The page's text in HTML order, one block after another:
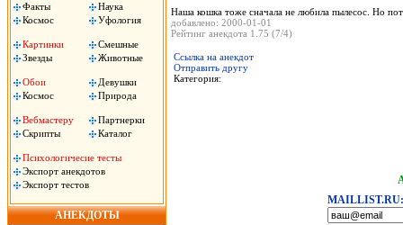
Факты
Наука
Космос
Уфология
Картинки
Смешные
Звезды
Животные
Обои
Девушки
Космос
Природа
Вебмастеру
Партнерки
Скрипты
Каталог
Психологичесие тесты
Экспорт анекдотов
Экспорт тестов
АНЕКДОТЫ
Наша кошка тоже сначала не любила пылесос. Но
добавлено: 2000-01-01
Рейтинг анекдота 1.75 (7/4)
Ссылка на анекдот
Отправить другу
Категория:
MAILLIST.RU: